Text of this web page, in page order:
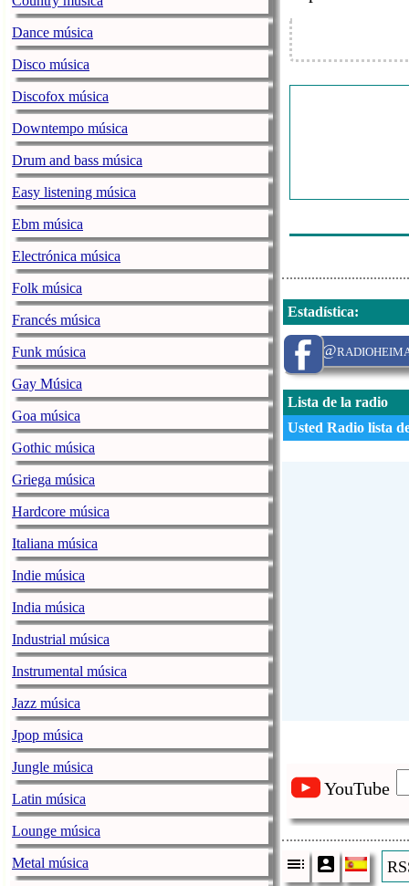
Dance música
Disco música
Discofox música
Downtempo música
Drum and bass música
Easy listening música
Ebm música
Electrónica música
Folk música
Francés música
Funk música
Gay Música
Goa música
Gothic música
Griega música
Hardcore música
Italiana música
Indie música
India música
Industrial música
Instrumental música
Jazz música
Jpop música
Jungle música
Latin música
Lounge música
Metal música
Herrmann,
Estadística:
Lista de la radio
Usted Radio lista
YouTube